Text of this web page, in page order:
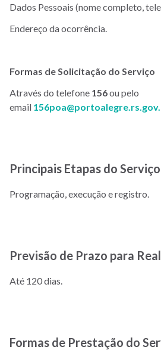
Dados Pessoais (nome completo,
Endereço da ocorrência.
Formas de Solicitação do Serviço
Através do telefone 156ou pelo
email
Principais Etapas do Serviço
Programação, execução e registro.
Previsão de Prazo para
Até 120 dias.
Formas de Prestação do